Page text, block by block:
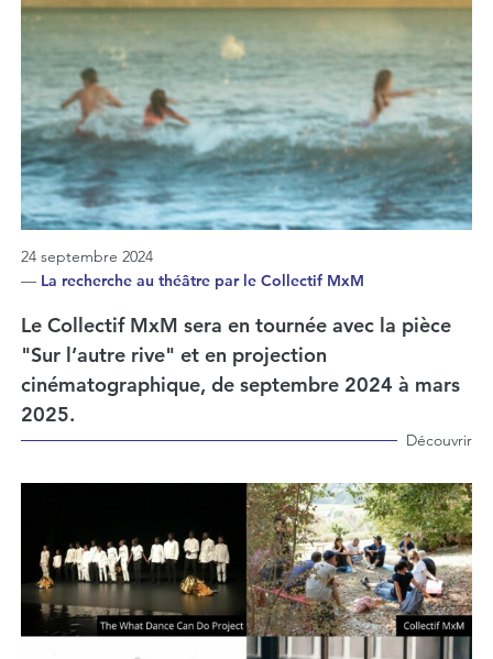
24 septembre 2024
— La recherche au théâtre par le Collectif MxM
Le Collectif MxM sera en tournée avec la pièce
"Sur l’autre rive" et en projection
cinématographique, de septembre 2024 à mars
2025.
Découvrir